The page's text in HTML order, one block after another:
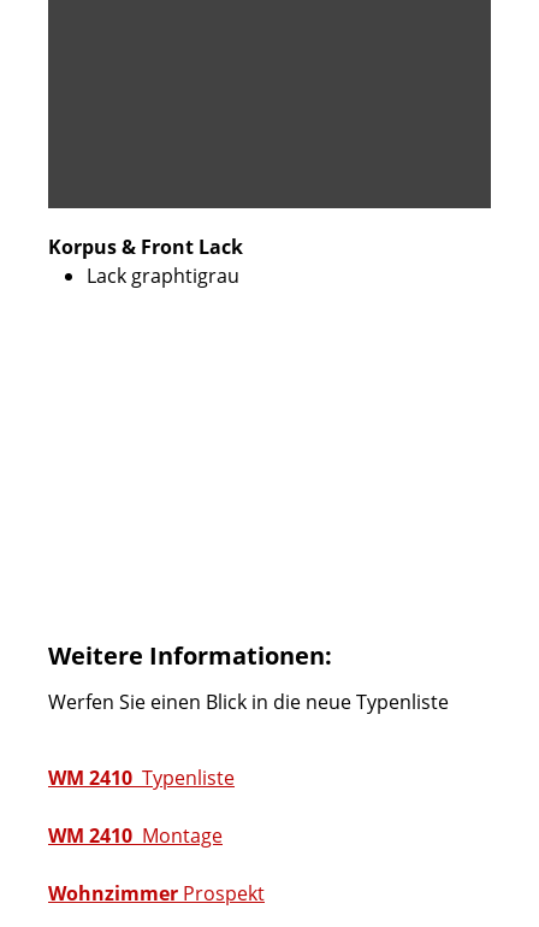
Korpus & Front Lack
Lack graphtigrau
Weitere Informationen:
Werfen Sie einen Blick in die neue Typenliste
WM 2410 Typenliste
WM 2410 Montage
Wohnzimmer Prospekt